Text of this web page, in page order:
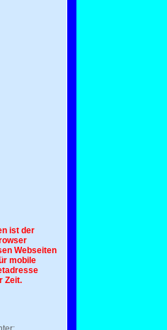
ist der
Webseiten
mobile
Zeit.